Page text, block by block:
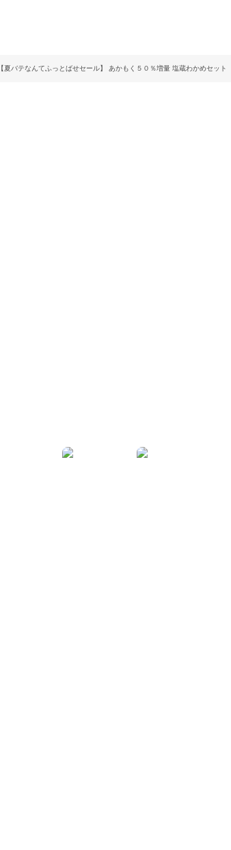
【夏バテなんてふっとばせセール】 あかもく５０％増量 塩蔵わかめセット